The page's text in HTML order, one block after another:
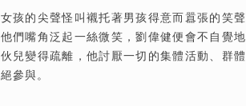
女孩的尖聲怪叫襯托著男孩得意而囂張的笑
他們嘴角泛起一絲微笑，劉偉健便會不自覺
伙兒變得疏離，他討厭一切的集體活動、群
絕參與。